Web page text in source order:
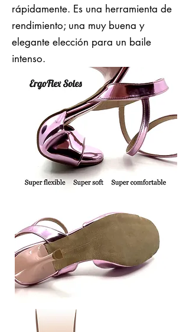
rápidamente. Es una herramienta de
rendimiento; una muy buena y
elegante elección para un baile
intenso.